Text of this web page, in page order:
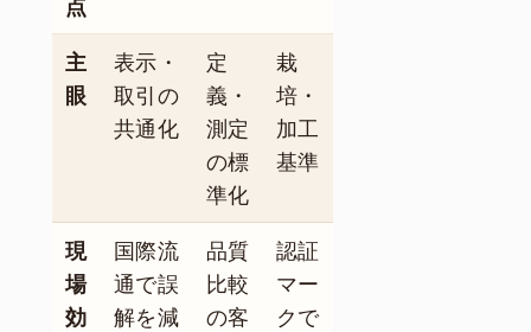
点
主
眼
表示・
取引の
共通化
定
義・
測定
の標
準化
栽
培・
加工
基準
現
場
効
国際流
通で誤
解を減
品質
比較
の客
認証
マー
クで